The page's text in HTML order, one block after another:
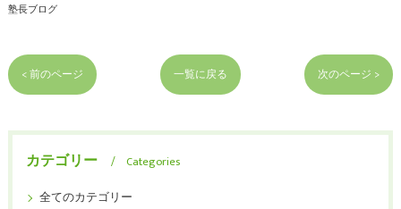
塾長ブログ
< 前のページ 一覧に戻る 次のページ >
カテゴリー
Categories
全てのカテゴリー